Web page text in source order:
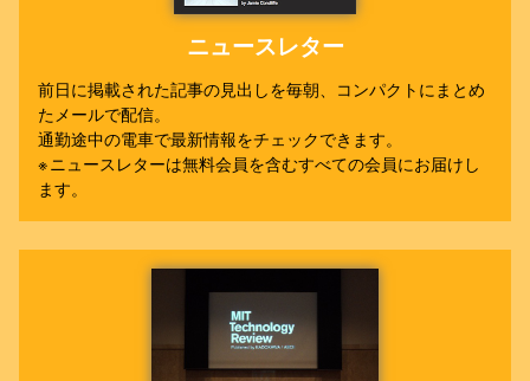
ニュースレター
前日に掲載された記事の見出しを毎朝、コンパクトにまとめ
たメールで配信。
通勤途中の電車で最新情報をチェックできます。
※ ニュースレターは無料会員を含むすべての会員にお届けし
ます。